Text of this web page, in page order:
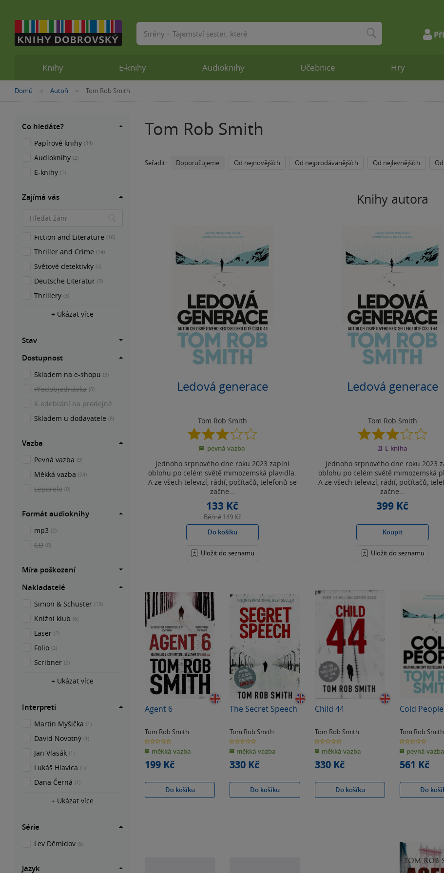
Nacházíte
Domů »Autoři »
Tom Rob Smith
Tom Rob Smith
Seřadit: Doporučujeme Od nejnovějších Od nejprodávanějších Od nejlevnějších
Knihy autora
Ledová generace
Tom Rob Smith
3.0
z
5
pevná vazba
Jednoho srpnového dne roku 2023 zaplní
oblohu po celém světě mimozemská plavidla.
A ze všech televizí, rádií, počítačů, telefonů se
začne...
133 Kč
Běžně 149 Kč
Do košíku
Uložit do seznamu
Ledová generace
Tom Rob Smith
3.0
z
5
E-kniha
Jednoho srpnového dne roku 2023
oblohu po celém světě mimozemská
A ze všech televizí, rádií, počítačů,
začne...
399 Kč
Koupit
Uložit do seznamu
Agent 6
Tom Rob Smith
0.0
z
5
hvězdiček
měkká vazba
199 Kč
Do košíku
The Secret Speech
Tom Rob Smith
0.0
z
5
hvězdiček
měkká vazba
330 Kč
Do košíku
Child 44
Tom Rob Smith
0.0
z
5
hvězdiček
měkká vazba
330 Kč
Do košíku
Cold People
Tom Rob Smith
0.0
z
5
hvězdiček
pevná vazba
561 Kč
Do
Co hledáte?
Papírové knihy (34)
Audioknihy (2)
E-knihy (1)
Zajímá vás
Fiction and Literature (16)
Thriller and Crime (14)
Světové detektivky (4)
Deutsche Literatur (3)
Thrillery (3)
+ Ukázat více
Stav
Dostupnost
Skladem na e-shopu (3)
Předobjednávka (0)
K odebrání na prodejně
Skladem u dodavatele (8)
Vazba
Pevná vazba (9)
Měkká vazba (24)
Leporelo (0)
Formát audioknihy
mp3 (2)
CD (0)
Míra poškození
Nakladatelé
Simon & Schuster (13)
Knižní klub (6)
Laser (2)
Folio (2)
Scribner (2)
+ Ukázat více
Interpreti
Martin Myšička (1)
David Novotný (1)
Jan Vlasák (1)
Lukáš Hlavica (1)
Dana Černá (1)
+ Ukázat více
Série
Lev Děmidov (5)
Jazyk
Knihy E-knihy Audioknihy Učebnice Hry
Vyhledávání